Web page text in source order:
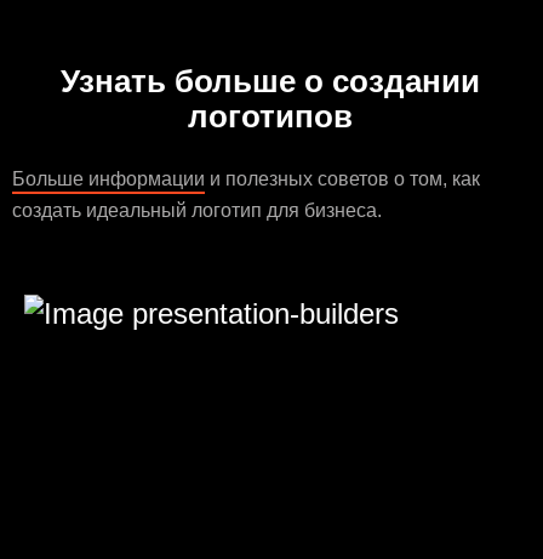
Узнать больше о создании
логотипов
Больше информации и полезных советов о том, как
создать идеальный логотип для бизнеса.